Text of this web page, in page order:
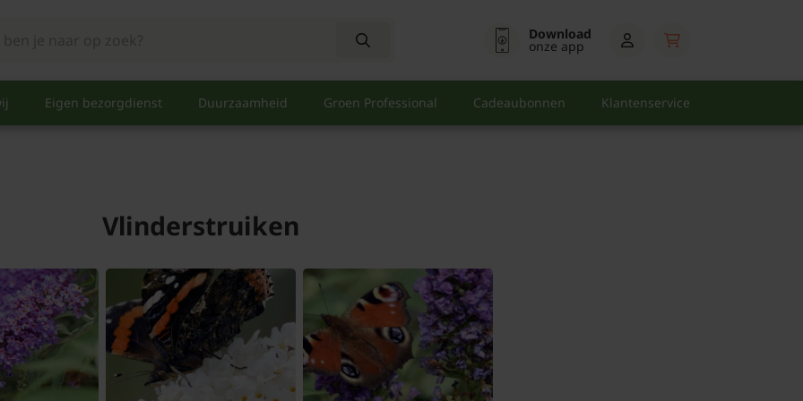
Download
onze app
Eigen bezorgdienst Duurzaamheid Groen Professional Cadeaubonnen Klantenservice
Vlinderstruiken